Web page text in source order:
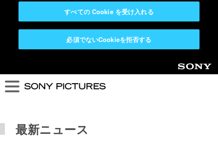
必須でないCookieを拒否する
すべての Cookie を受け入れる
Sony
最新ニュース